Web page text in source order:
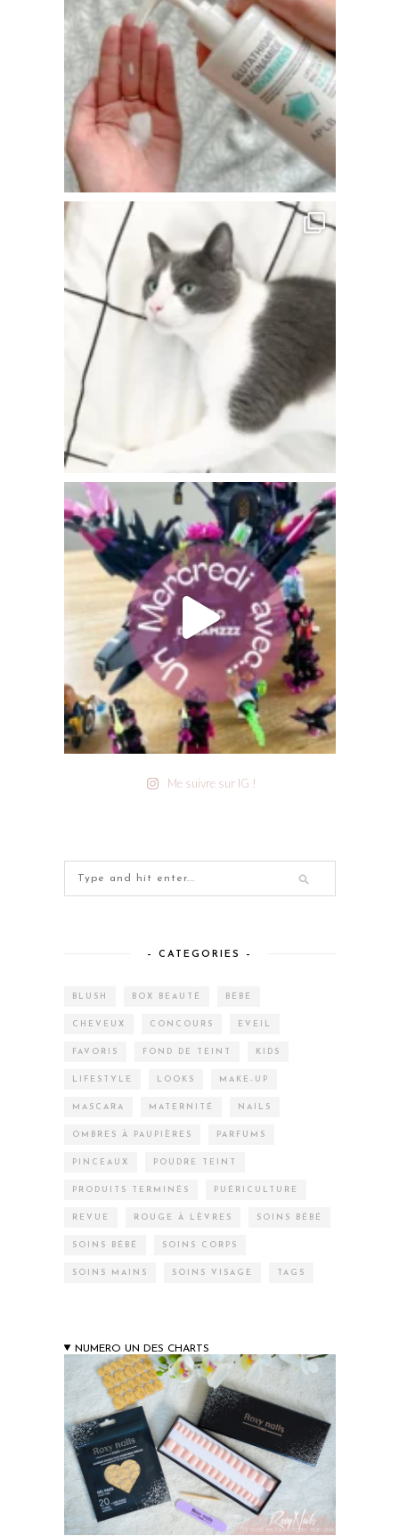
Me suivre sur IG !
– CATEGORIES –
BLUSH BOX BEAUTÉ BÉBÉ
CHEVEUX CONCOURS EVEIL
FAVORIS FOND DE TEINT KIDS
LIFESTYLE LOOKS MAKE-UP
MASCARA MATERNITÉ NAILS
OMBRES À PAUPIÈRES PARFUMS
PINCEAUX POUDRE TEINT
PRODUITS TERMINÉS PUÉRICULTURE
REVUE ROUGE À LÈVRES SOINS BÉBÉ
SOINS BÉBÉ SOINS CORPS
SOINS MAINS SOINS VISAGE TAGS
NUMERO UN DES CHARTS